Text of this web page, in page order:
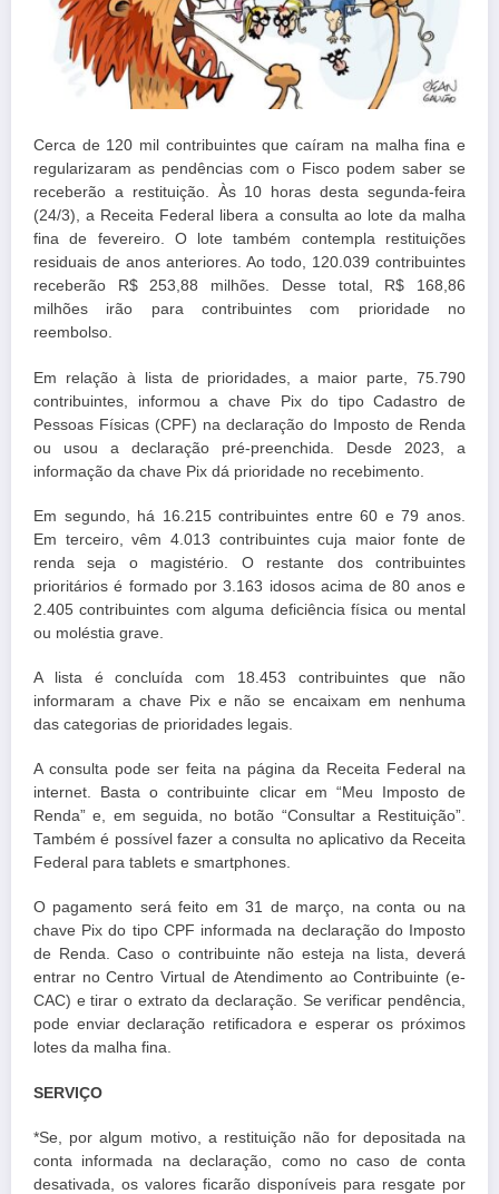
Cerca de 120 mil contribuintes que caíram na malha fina e
regularizaram as pendências com o Fisco podem saber se
receberão a restituição. Às 10 horas desta segunda-feira
(24/3), a Receita Federal libera a consulta ao lote da malha
fina de fevereiro. O lote também contempla restituições
residuais de anos anteriores. Ao todo, 120.039 contribuintes
receberão R$ 253,88 milhões. Desse total, R$ 168,86
milhões irão para contribuintes com prioridade no
reembolso.
Em relação à lista de prioridades, a maior parte, 75.790
contribuintes, informou a chave Pix do tipo Cadastro de
Pessoas Físicas (CPF) na declaração do Imposto de Renda
ou usou a declaração pré-preenchida. Desde 2023, a
informação da chave Pix dá prioridade no recebimento.
Em segundo, há 16.215 contribuintes entre 60 e 79 anos.
Em terceiro, vêm 4.013 contribuintes cuja maior fonte de
renda seja o magistério. O restante dos contribuintes
prioritários é formado por 3.163 idosos acima de 80 anos e
2.405 contribuintes com alguma deficiência física ou mental
ou moléstia grave.
A lista é concluída com 18.453 contribuintes que não
informaram a chave Pix e não se encaixam em nenhuma
das categorias de prioridades legais.
A consulta pode ser feita na página da Receita Federal na
internet. Basta o contribuinte clicar em “Meu Imposto de
Renda” e, em seguida, no botão “Consultar a Restituição”.
Também é possível fazer a consulta no aplicativo da Receita
Federal para tablets e smartphones.
O pagamento será feito em 31 de março, na conta ou na
chave Pix do tipo CPF informada na declaração do Imposto
de Renda. Caso o contribuinte não esteja na lista, deverá
entrar no Centro Virtual de Atendimento ao Contribuinte (e-
CAC) e tirar o extrato da declaração. Se verificar pendência,
pode enviar declaração retificadora e esperar os próximos
lotes da malha fina.
SERVIÇO
*Se, por algum motivo, a restituição não for depositada na
conta informada na declaração, como no caso de conta
desativada, os valores ficarão disponíveis para resgate por